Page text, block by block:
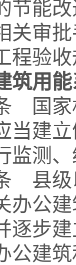
节能
关审
程验
用能
家机
当建
监测
级以
办公
逐步
建筑